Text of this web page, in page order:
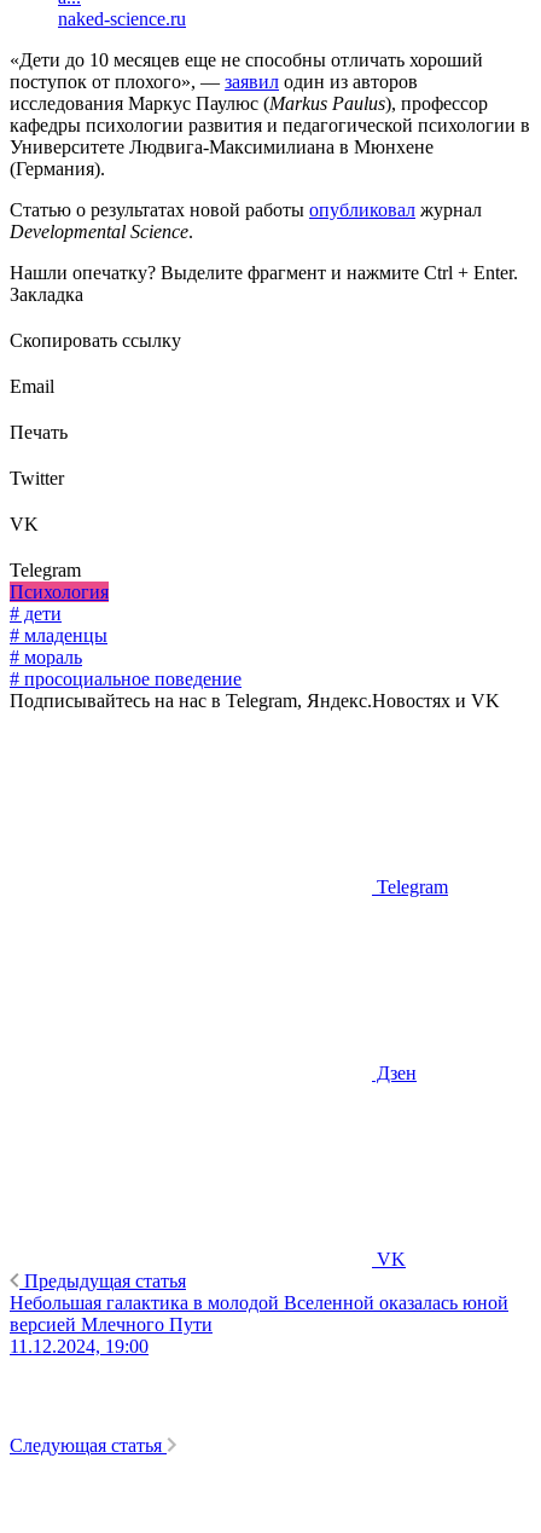
naked-science.ru
«Дети до 10 месяцев еще не способны отличать хороший
поступок от плохого», — заявил один из авторов
исследования Маркус Паулюс (Markus Paulus), профессор
кафедры психологии развития и педагогической психологии в
Университете Людвига-Максимилиана в Мюнхене
(Германия).
Статью о результатах новой работы опубликовал журнал
Developmental Science.
Нашли опечатку? Выделите фрагмент и нажмите Ctrl + Enter.
Закладка
Скопировать ссылку
Email
Печать
Twitter
VK
Telegram
Психология
# дети
# младенцы
# мораль
# просоциальное поведение
Подписывайтесь на нас в Telegram, Яндекс.Новостях и VK
Telegram
Дзен
VK
Предыдущая статья
Небольшая галактика в молодой Вселенной оказалась юной
версией Млечного Пути
11.12.2024, 19:00
Следующая статья